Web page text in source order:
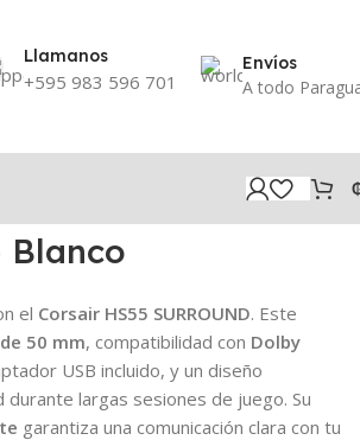
Llamanos
+595 983 596 701
Envíos
A todo
Blanco
el Corsair HS55 SURROUND. Este
50 mm, compatibilidad con Dolby
USB incluido, y un diseño
largas sesiones de juego. Su
garantiza una comunicación clara con tu